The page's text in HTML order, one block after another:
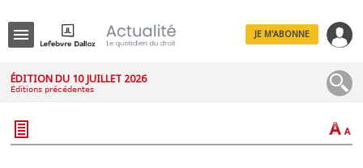
JE M'ABONNE
ÉDITION DU 10 JUILLET 2026
Éditions précédentes